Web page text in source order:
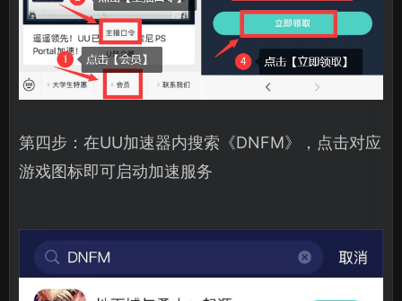
第四步：在UU加速器内搜索《DNFM》，点击对应
游戏图标即可启动加速服务